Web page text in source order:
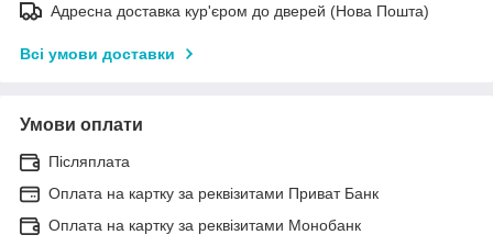
Адресна доставка кур'єром до дверей (Нова Пошта)
Всі умови доставки
Умови оплати
Післяплата
Оплата на картку за реквізитами Приват Банк
Оплата на картку за реквізитами Монобанк